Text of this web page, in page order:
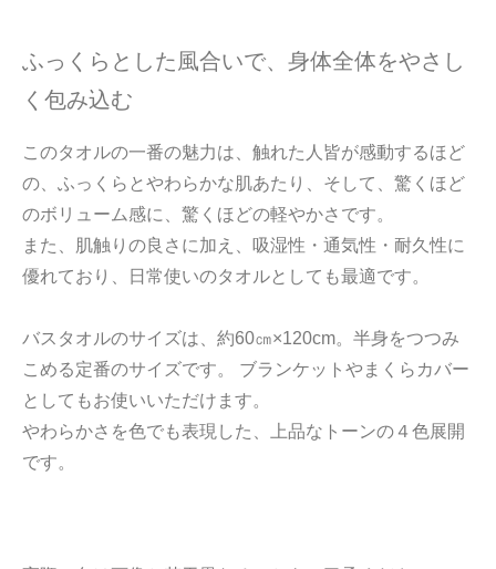
ふっくらとした風合いで、身体全体をやさし
く包み込む
このタオルの一番の魅力は、触れた人皆が感動するほど
の、ふっくらとやわらかな肌あたり、そして、驚くほど
のボリューム感に、驚くほどの軽やかさです。
また、肌触りの良さに加え、吸湿性・通気性・耐久性に
優れており、日常使いのタオルとしても最適です。
バスタオルのサイズは、約60㎝×120cm。半身をつつみ
こめる定番のサイズです。 ブランケットやまくらカバー
としてもお使いいただけます。
やわらかさを色でも表現した、上品なトーンの４色展開
です。